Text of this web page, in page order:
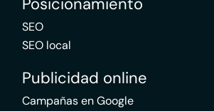
SEO
SEO local
Publicidad online
Campañas en Google